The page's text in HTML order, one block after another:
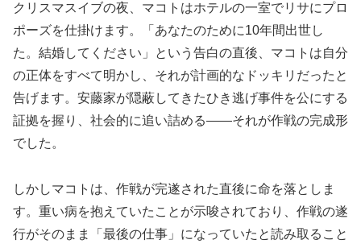
クリスマスイブの夜、マコトはホテルの一室でリサにプロ
ポーズを仕掛けます。「あなたのために10年間出世し
た。結婚してください」という告白の直後、マコトは自分
の正体をすべて明かし、それが計画的なドッキリだったと
告げます。安藤家が隠蔽してきたひき逃げ事件を公にする
証拠を握り、社会的に追い詰める——それが作戦の完成形
でした。
しかしマコトは、作戦が完遂された直後に命を落としま
す。重い病を抱えていたことが示唆されており、作戦の遂
行がそのまま「最後の仕事」になっていたと読み取ること